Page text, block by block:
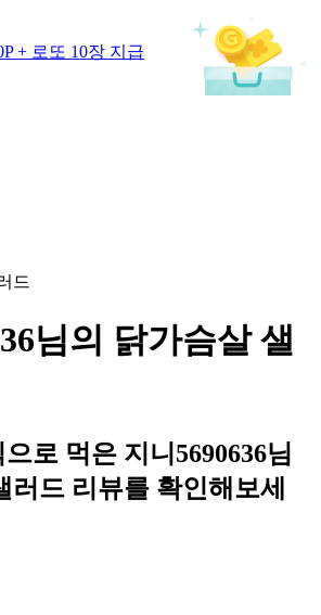
+ 로또 10장 지급
드
님의 닭가슴살 샐
로 먹은 지니5690636님
러드 리뷰를 확인해보세